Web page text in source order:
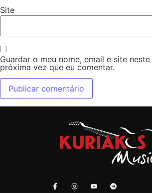
Site
Guardar o meu nome, email e site
próxima vez que eu comentar.